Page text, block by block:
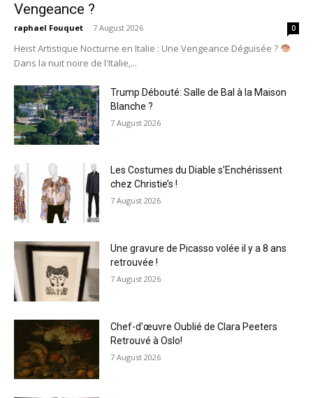
Vengeance ?
raphael Fouquet - 7 August 2026 0
Heist Artistique Nocturne en Italie : Une Vengeance Déguisée ?
Dans la nuit noire de l'Italie,...
Trump Débouté: Salle de Bal à la Maison
Blanche ?
7 August 2026
Les Costumes du Diable s’Enchérissent
chez Christie’s !
7 August 2026
Une gravure de Picasso volée il y a 8 ans
retrouvée !
7 August 2026
Chef-d’œuvre Oublié de Clara Peeters
Retrouvé à Oslo!
7 August 2026